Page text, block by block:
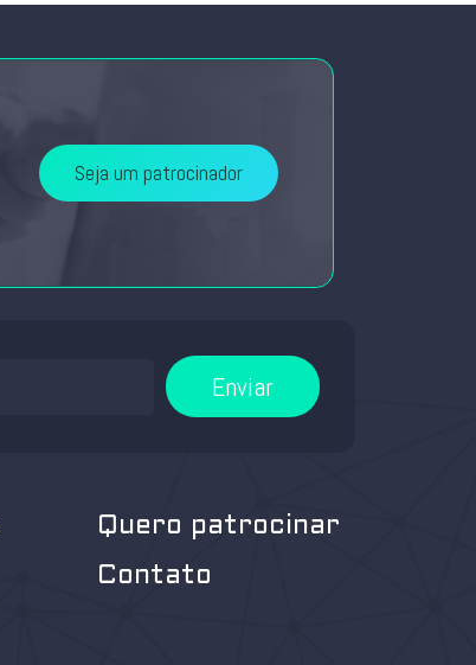
Seja um patrocinador
Enviar
Quero patrocinar
Contato